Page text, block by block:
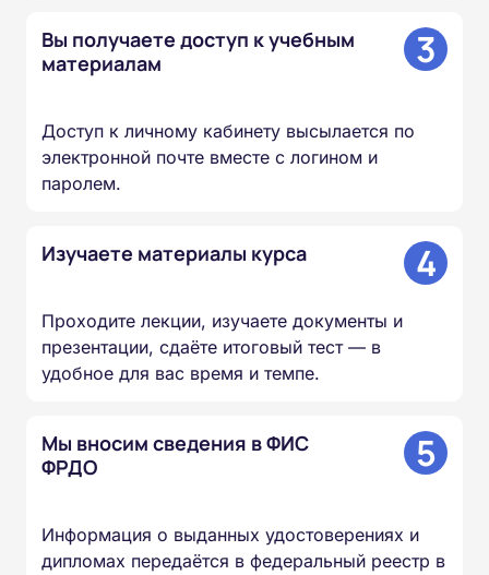
Вы получаете доступ к учебным
материалам
3
Доступ к личному кабинету высылается по
электронной почте вместе с логином и
паролем.
Изучаете материалы курса 4
Проходите лекции, изучаете документы и
презентации, сдаёте итоговый тест — в
удобное для вас время и темпе.
Мы вносим сведения в ФИС
ФРДО
5
Информация о выданных удостоверениях и
дипломах передаётся в федеральный реестр в